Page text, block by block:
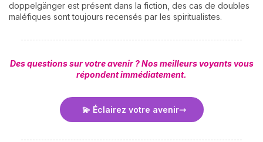
doppelgänger est présent dans la fiction, des cas de doubles
maléfiques sont toujours recensés par les spiritualistes.
Des questions sur votre avenir ? Nos meilleurs voyants vous
répondent immédiatement.
💫 Éclairez votre avenir